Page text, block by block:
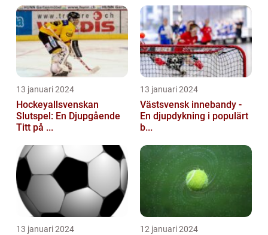
13 januari 2024
Hockeyallsvenskan
Slutspel: En Djupgående
Titt på ...
13 januari 2024
Västsvensk innebandy -
En djupdykning i populärt
b...
13 januari 2024 12 januari 2024